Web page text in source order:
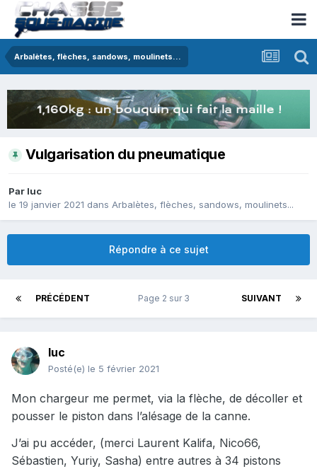
Arbalètes, flèches, sandows, moulinets...
Vulgarisation du pneumatique
Par luc
le 19 janvier 2021 dans Arbalètes, flèches, sandows, moulinets...
Répondre à ce sujet
PRÉCÉDENT SUIVANT
Page 2 sur 3
luc
Posté(e) le 5 février 2021
Mon chargeur me permet, via la flèche, de décoller et
pousser le piston dans l’alésage de la canne.
J’ai pu accéder, (merci Laurent Kalifa, Nico66,
Sébastien, Yuriy, Sasha) entre autres à 34 pistons